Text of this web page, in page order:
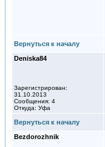
Вернуться к началу
Deniska84
Зарегистрирован:
31.10.2013
Сообщения: 4
Откуда: Уфа
Вернуться к началу
Bezdorozhnik